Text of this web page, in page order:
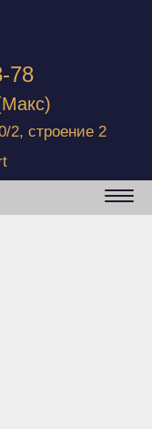
78
2, строение 2